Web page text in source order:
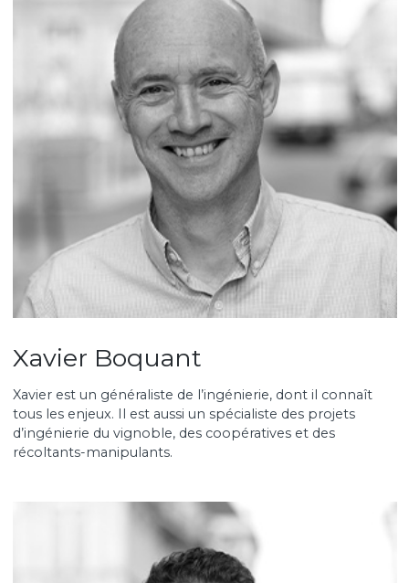
Spécialisée dans les questions liées au
durable. Stéphanie recherche les meilleures solutions
technico/économiques pour optimiser le confort des
usagers dans le bâtiment et son coût d’exploitation.